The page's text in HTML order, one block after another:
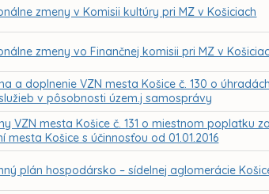
zmeny v Komisii kultúry pri MZ v Košiciach
zmeny vo Finančnej komisii pri MZ v
a doplnenie VZN mesta Košice č. 130 o
v pôsobnosti územ.j samosprávy
VZN mesta Košice č. 131 o miestnom
mesta Košice s účinnosťou od 01.01.2016
plán hospodársko – sídelnej aglomerácie